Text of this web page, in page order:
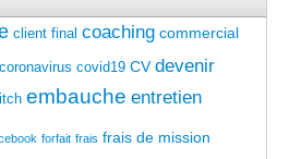
client final coaching commercial
coronavirus covid19 CV devenir
embauche entretien
forfait frais frais de mission